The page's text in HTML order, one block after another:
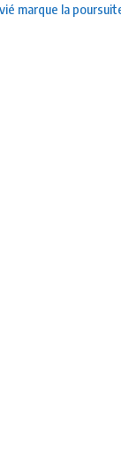
marque la